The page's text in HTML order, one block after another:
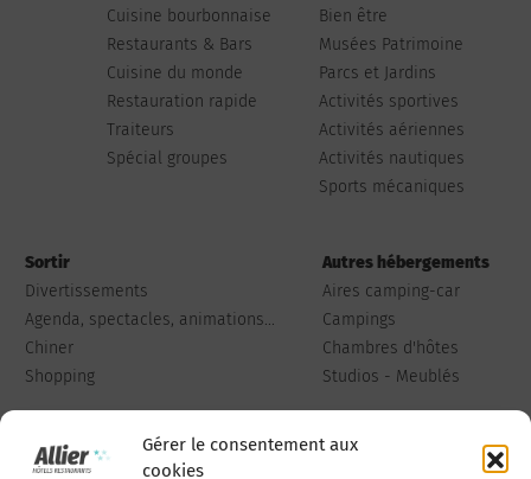
Gérer le consentement aux
cookies
Cuisine bourbonnaise
Restaurants & Bars
Cuisine du monde
Restauration rapide
Traiteurs
Spécial groupes
Bien être
Musées Patrimoine
Parcs et Jardins
Activités sportives
Activités aériennes
Activités nautiques
Sports mécaniques
Sortir
Divertissements
Agenda, spectacles, animations...
Chiner
Shopping
Autres hébergements
Aires camping-car
Campings
Chambres d'hôtes
Studios - Meublés